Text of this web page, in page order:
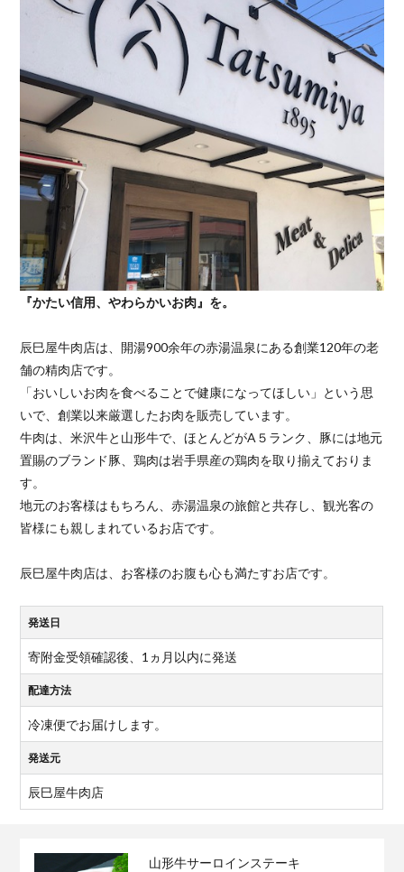
『かたい信用、やわらかいお肉』を。
辰巳屋牛肉店は、開湯900余年の赤湯温泉にある創業120年の老
舗の精肉店です。
「おいしいお肉を食べることで健康になってほしい」という思
いで、創業以来厳選したお肉を販売しています。
牛肉は、米沢牛と山形牛で、ほとんどがA５ランク、豚には地元
置賜のブランド豚、鶏肉は岩手県産の鶏肉を取り揃えておりま
す。
地元のお客様はもちろん、赤湯温泉の旅館と共存し、観光客の
皆様にも親しまれているお店です。
辰巳屋牛肉店は、お客様のお腹も心も満たすお店です。
発送日
寄附金受領確認後、1ヵ月以内に発送
配達方法
冷凍便でお届けします。
発送元
辰巳屋牛肉店
山形牛サーロインステーキ